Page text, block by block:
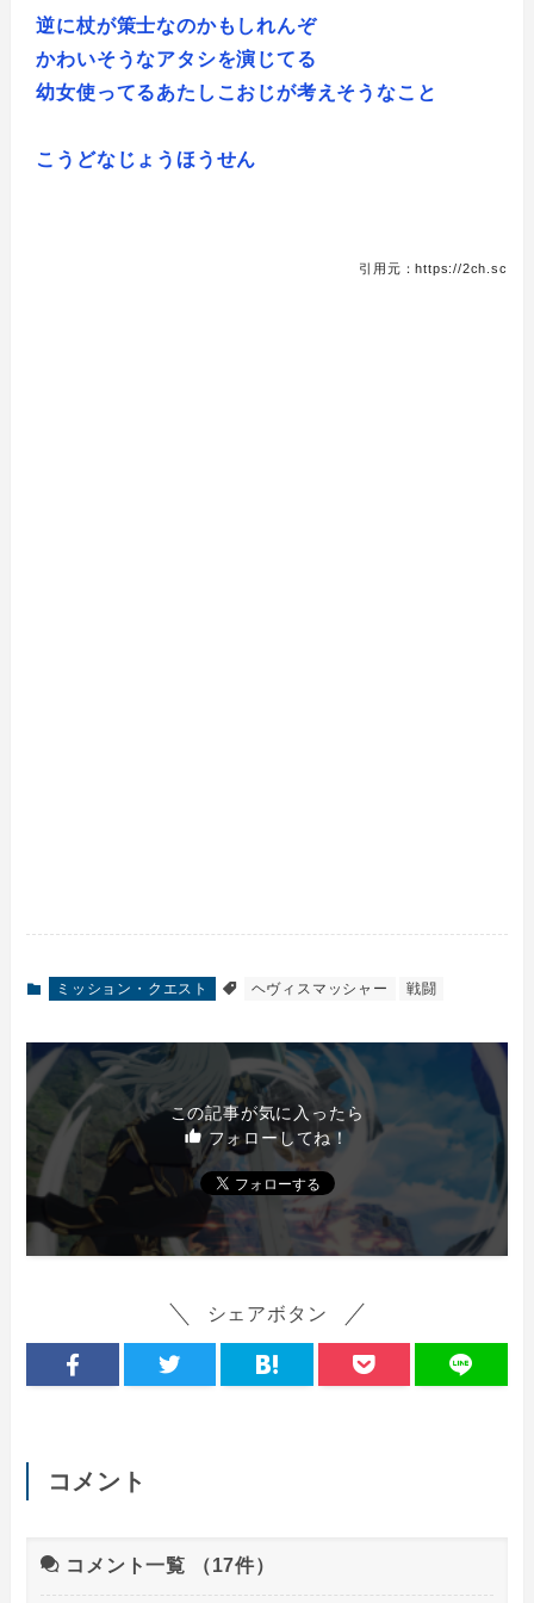
逆に杖が策士なのかもしれんぞ
かわいそうなアタシを演じてる
幼女使ってるあたしこおじが考えそうなこと
こうどなじょうほうせん
引用元：https://2ch.sc
ミッション・クエスト ヘヴィスマッシャー 戦闘
この記事が気に入ったら
フォローしてね！
シェアボタン
コメント
コメント一覧 （17件）